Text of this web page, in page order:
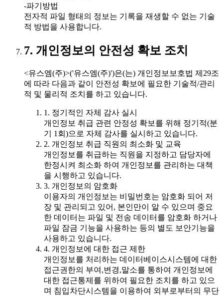
-파기방법
전자적 파일 형태의 정보는 기록을 재생할 수 없는 기술
적 방법을 사용합니다.
7. 개인정보의 안전성 확보 조치
<유스엠(주)>('유스엠(주)')은(는) 개인정보보호법 제29조
에 따라 다음과 같이 안전성 확보에 필요한 기술적/관리
적 및 물리적 조치를 하고 있습니다.
1. 정기적인 자체 감사 실시
개인정보 취급 관련 안정성 확보를 위해 정기적(분
기 1회)으로 자체 감사를 실시하고 있습니다.
2. 개인정보 취급 직원의 최소화 및 교육
개인정보를 취급하는 직원을 지정하고 담당자에
한정시켜 최소화 하여 개인정보를 관리하는 대책
을 시행하고 있습니다.
3. 개인정보의 암호화
이용자의 개인정보는 비밀번호는 암호화 되어 저
장 및 관리되고 있어, 본인만이 알 수 있으며 중요
한 데이터는 파일 및 전송 데이터를 암호화 하거나
파일 잠금 기능을 사용하는 등의 별도 보안기능을
사용하고 있습니다.
4. 개인정보에 대한 접근 제한
개인정보를 처리하는 데이터베이스시스템에 대한
접근권한의 부여,변경,말소를 통하여 개인정보에
대한 접근통제를 위하여 필요한 조치를 하고 있으
며 침입차단시스템을 이용하여 외부로부터의 무단